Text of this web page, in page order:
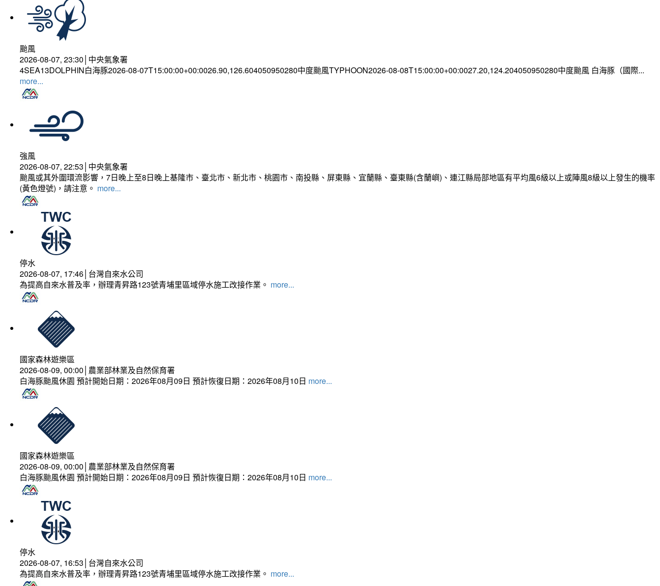
颱風
2026-08-07, 23:30│中央氣象署
4SEA13DOLPHIN白海豚2026-08-07T15:00:00+00:0026.90,126.604050950280中度颱風TYPHOON2026-08-08T15:00:00+00:0027.20,124.204050950280中度颱風 白海豚（國際...
more...
強風
2026-08-07, 22:53│中央氣象署
颱風或其外圍環流影響，7日晚上至8日晚上基隆市、臺北市、新北市、桃園市、南投縣、屏東縣、宜蘭縣、臺東縣(含蘭嶼)、連江縣局部地區有平均風6級以上或陣風8級以上發生的機率
(黃色燈號)，請注意。 more...
停水
2026-08-07, 17:46│台灣自來水公司
為提高自來水普及率，辦理青昇路123號青埔里區域停水施工改接作業。 more...
國家森林遊樂區
2026-08-09, 00:00│農業部林業及自然保育署
白海豚颱風休園 預計開始日期：2026年08月09日 預計恢復日期：2026年08月10日 more...
國家森林遊樂區
2026-08-09, 00:00│農業部林業及自然保育署
白海豚颱風休園 預計開始日期：2026年08月09日 預計恢復日期：2026年08月10日 more...
停水
2026-08-07, 16:53│台灣自來水公司
為提高自來水普及率，辦理青昇路123號青埔里區域停水施工改接作業。 more...